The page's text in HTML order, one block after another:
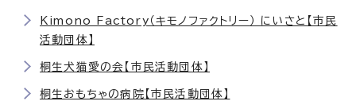
Kimono Factory（キモノファクトリー） にいさと【市民
活動団体】
桐生犬猫愛の会【市民活動団体】
桐生おもちゃの病院【市民活動団体】